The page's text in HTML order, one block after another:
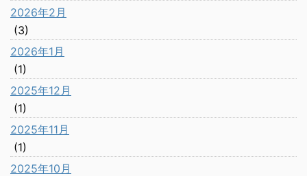
2026年2月
(3)
2026年1月
(1)
2025年12月
(1)
2025年11月
(1)
2025年10月